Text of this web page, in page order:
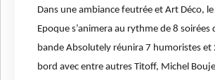
Dans une ambiance feutrée et Art Déco,
Epoque s’animera au rythme de 8 soirées
bande Absolutely réunira 7 humoristes et
bord avec entre autres Titoff, Michel